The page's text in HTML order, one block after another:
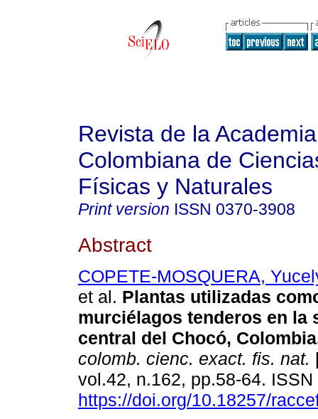
Revista de la Academia
Colombiana de
Físicas y Naturales
Print version ISSN 0370-3908
Abstract
COPETE-MOSQUERA,
et al. Plantas utilizadas
murciélagos tenderos en la
central del Chocó,
colomb. cienc. exact. fis. nat.
vol.42, n.162, pp.58-64.
https://doi.org/10.18257/